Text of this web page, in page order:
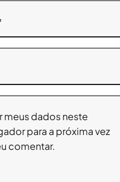
meus dados neste
para a próxima vez
comentar.